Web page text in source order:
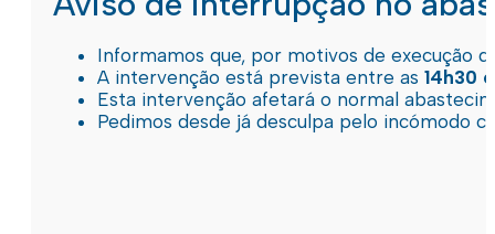
Informamos que, por motivos de execução
A intervenção está prevista entre as 14h30
Esta intervenção afetará o normal
Pedimos desde já desculpa pelo incómodo